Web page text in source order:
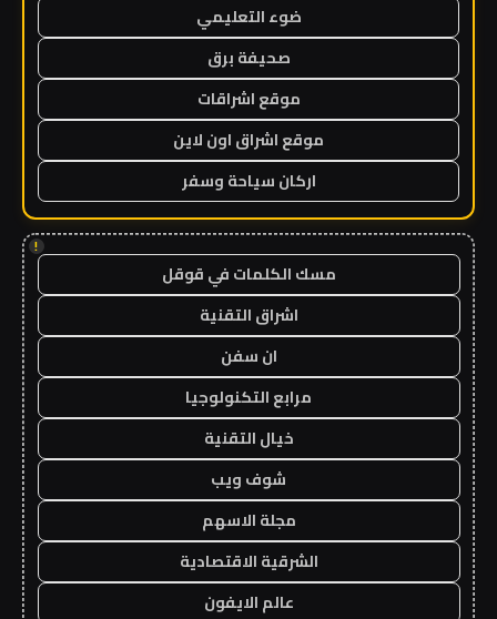
ضوء التعليمي
صحيفة برق
موقع اشراقات
موقع اشراق اون لاين
اركان سياحة وسفر
!
مسك الكلمات في قوقل
اشراق التقنية
ان سفن
مرابع التكنولوجيا
خيال التقنية
شوف ويب
مجلة الاسهم
الشرقية الاقتصادية
عالم الايفون